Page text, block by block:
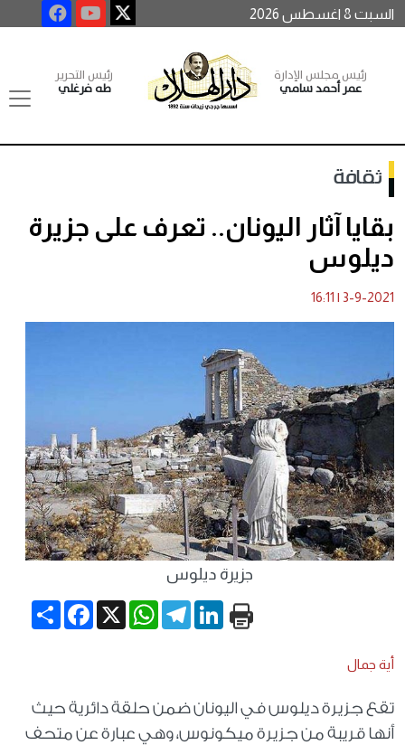
السبت 8 اغسطس 2026
رئيس مجلس الإدارة
عمر أحمد سامي
رئيس التحرير
طه فرغلي
ثقافة
بقايا آثار اليونان.. تعرف على جزيرة
ديلوس
3-9-2021
|
16:11
جزيرة ديلوس
Share
Facebook X
WhatsApp
TelegramLinkedIn
أية جمال
تقع جزيرة ديلوس في اليونان ضمن حلقة دائرية حيث
أنها قريبة من جزيرة ميكونوس، وهي عبارة عن متحف